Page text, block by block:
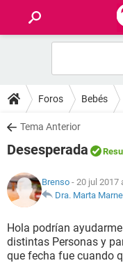
FOROS
SALUD
NUTRICIÓN
BIENESTAR
Foros Bebés
Tema Anterior
Desesperada
Brenso - 20 jul 2017
Dra. Marta
Hola podrían
distintas Personas y
que fecha fue cuando